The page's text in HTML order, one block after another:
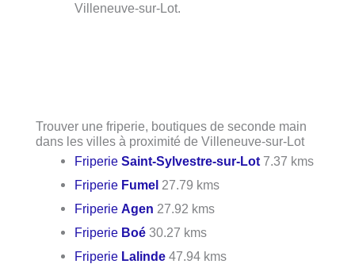
Villeneuve-sur-Lot.
Trouver une friperie, boutiques de seconde main
dans les villes à proximité de Villeneuve-sur-Lot
FriperieSaint-Sylvestre-sur-Lot 7.37 kms
Friperie Fumel 27.79 kms
FriperieAgen 27.92 kms
Friperie Boé 30.27 kms
Friperie Lalinde 47.94 kms